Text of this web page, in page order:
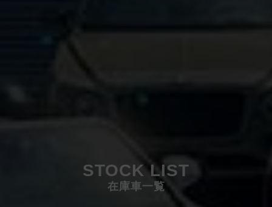
STOCK LIST
在庫車一覧